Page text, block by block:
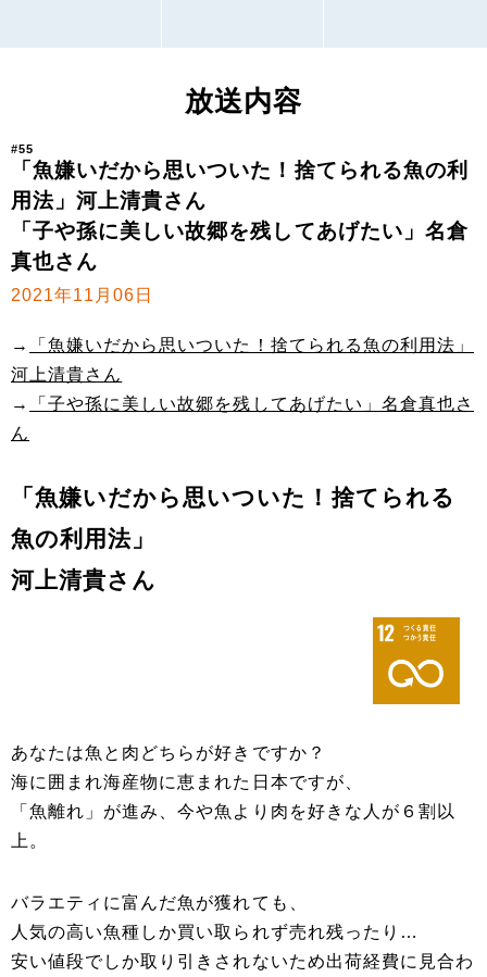
放送内容
#55
「魚嫌いだから思いついた！捨てられる魚の利
用法」河上清貴さん
「子や孫に美しい故郷を残してあげたい」名倉
真也さん
2021年11月06日
→
「魚嫌いだから思いついた！捨てられる魚の利用法」
河上清貴さん
→
「子や孫に美しい故郷を残してあげたい」名倉真也さ
ん
「魚嫌いだから思いついた！捨てられる
魚の利用法」
河上清貴さん
あなたは魚と肉どちらが好きですか？
海に囲まれ海産物に恵まれた日本ですが、
「魚離れ」が進み、今や魚より肉を好きな人が６割以
上。
バラエティに富んだ魚が獲れても、
人気の高い魚種しか買い取られず売れ残ったり…
安い値段でしか取り引きされないため出荷経費に見合わ